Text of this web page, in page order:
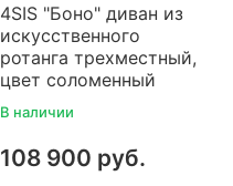
4SIS "Боно" диван из
искусственного
ротанга трехместный,
цвет соломенный
В наличии
108 900 руб.